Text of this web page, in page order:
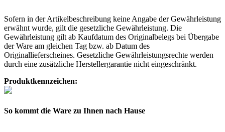
Sofern in der Artikelbeschreibung keine Angabe der Gewährleistung
erwähnt wurde, gilt die gesetzliche Gewährleistung. Die
Gewährleistung gilt ab Kaufdatum des Originalbelegs bei Übergabe
der Ware am gleichen Tag bzw. ab Datum des
Originallieferscheines. Gesetzliche Gewährleistungsrechte werden
durch eine zusätzliche Herstellergarantie nicht eingeschränkt.
Produktkennzeichen:
So kommt die Ware zu Ihnen nach Hause